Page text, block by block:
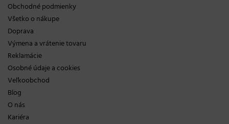
Obchodné podmienky
Všetko o nákupe
Doprava
Výmena a vrátenie tovaru
Reklamácie
Osobné údaje a cookies
Veľkoobchod
Blog
O nás
Kariéra